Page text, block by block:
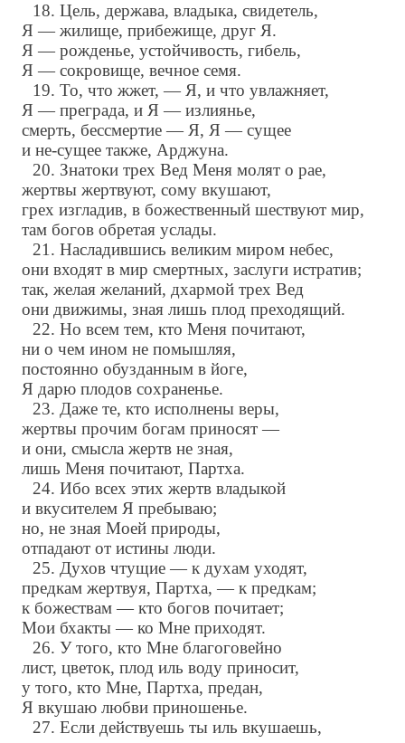
18. Цель, держава, владыка, свидетель,
Я — жилище, прибежище, друг Я.
Я — рожденье, устойчивость, гибель,
Я — сокровище, вечное семя.
19. То, что жжет, — Я, и что увлажняет,
Я — преграда, и Я — излиянье,
смерть, бессмертие — Я, Я — сущее
и не-сущее также, Арджуна.
20. Знатоки трех Вед Меня молят о рае,
жертвы жертвуют, сому вкушают,
грех изгладив, в божественный шествуют мир,
там богов обретая услады.
21. Насладившись великим миром небес,
они входят в мир смертных, заслуги истратив;
так, желая желаний, дхармой трех Вед
они движимы, зная лишь плод преходящий.
22. Но всем тем, кто Меня почитают,
ни о чем ином не помышляя,
постоянно обузданным в йоге,
Я дарю плодов сохраненье.
23. Даже те, кто исполнены веры,
жертвы прочим богам приносят —
и они, смысла жертв не зная,
лишь Меня почитают, Партха.
24. Ибо всех этих жертв владыкой
и вкусителем Я пребываю;
но, не зная Моей природы,
отпадают от истины люди.
25. Духов чтущие — к духам уходят,
предкам жертвуя, Партха, — к предкам;
к божествам — кто богов почитает;
Мои бхакты — ко Мне приходят.
26. У того, кто Мне благоговейно
лист, цветок, плод иль воду приносит,
у того, кто Мне, Партха, предан,
Я вкушаю любви приношенье.
27. Если действуешь ты иль вкушаешь,